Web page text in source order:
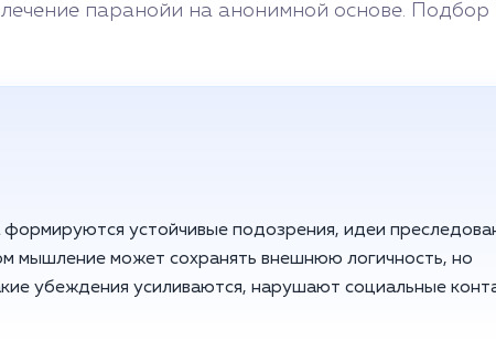
паранойи на анонимной основе. Подбор
устойчивые подозрения, идеи
мышление может сохранять внешнюю логичность, но
убеждения усиливаются, нарушают социальные